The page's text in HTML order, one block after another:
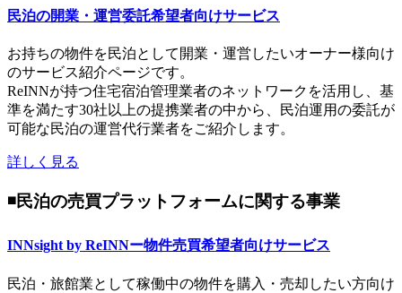
民泊の開業・運営委託希望者向けサービス
お持ちの物件を民泊として開業・運営したいオーナー様向け
のサービス紹介ページです。
ReINNが持つ住宅宿泊管理業者のネットワークを活用し、基
準を満たす30社以上の提携業者の中から、民泊運用の委託が
可能な民泊の運営代行業者をご紹介します。
詳しく見る
◾️民泊の売買プラットフォームに関する事業
INNsight by ReINNー物件売買希望者向けサービス
民泊・旅館業として稼働中の物件を購入・売却したい方向け